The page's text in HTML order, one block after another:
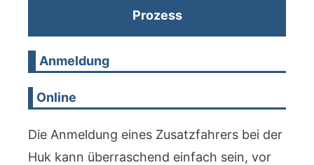
Prozess
Anmeldung
Online
Die Anmeldung eines Zusatzfahrers bei der
Huk kann überraschend einfach sein, vor